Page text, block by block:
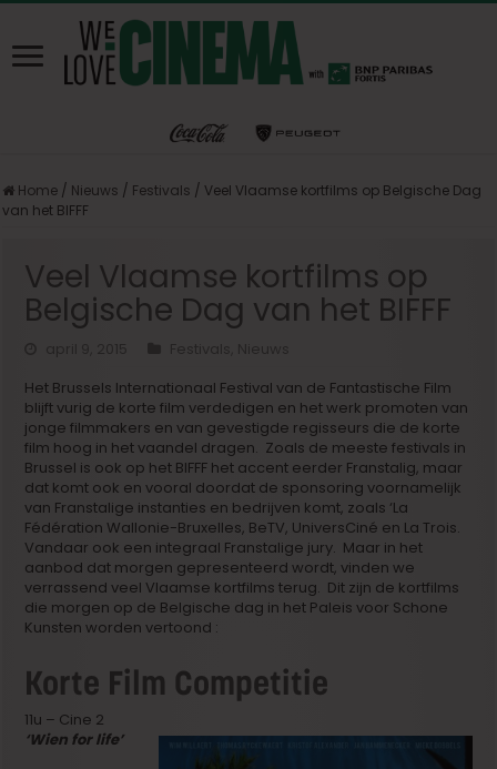
Home / Nieuws / Festivals / Veel Vlaamse kortfilms op Belgische Dag
van het BIFFF
Veel Vlaamse kortfilms op
Belgische Dag van het BIFFF
Het Brussels Internationaal Festival van de Fantastische Film
blijft vurig de korte film verdedigen en het werk promoten van
jonge filmmakers en van gevestigde regisseurs die de korte
film hoog in het vaandel dragen. Zoals de meeste festivals in
Brussel is ook op het BIFFF het accent eerder Franstalig, maar
dat komt ook en vooral doordat de sponsoring voornamelijk
van Franstalige instanties en bedrijven komt, zoals ‘La
Fédération Wallonie-Bruxelles, BeTV, UniversCiné en La Trois.
Vandaar ook een integraal Franstalige jury. Maar in het
aanbod dat morgen gepresenteerd wordt, vinden we
verrassend veel Vlaamse kortfilms terug. Dit zijn de kortfilms
die morgen op de Belgische dag in het Paleis voor Schone
Kunsten worden vertoond :
Korte Film Competitie
11u – Cine 2
‘Wien for life’